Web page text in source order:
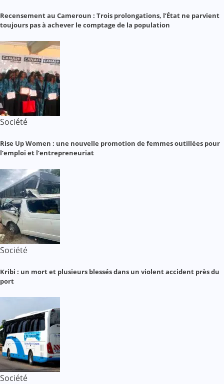
Recensement au Cameroun : Trois prolongations, l’État ne parvient
toujours pas à achever le comptage de la population
Société
Rise Up Women : une nouvelle promotion de femmes outillées pour
l’emploi et l’entrepreneuriat
Société
Kribi : un mort et plusieurs blessés dans un violent accident près du
port
Société